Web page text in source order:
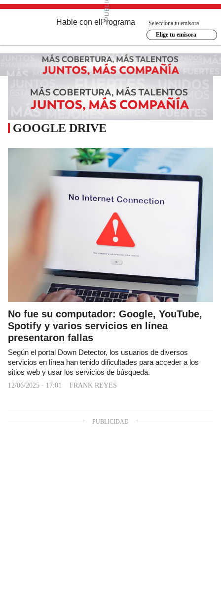
Hable con el Programa
Selecciona tu emisora
Elige tu emisora
GOOGLE DRIVE
No fue su computador: Google, YouTube,
Spotify y varios servicios en línea
presentaron fallas
Según el portal Down Detector, los usuarios de diversos
servicios en línea han tenido dificultades para acceder a los
sitios web y usar los servicios de búsqueda.
12/06/2025 - 17:01 FRANK REYES